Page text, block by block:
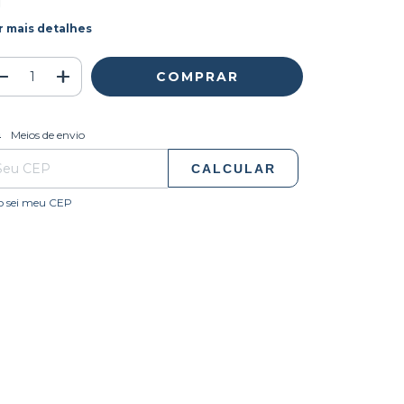
mais detalhes
para o CEP:
Meios de envio
CALCULAR
sei meu CEP